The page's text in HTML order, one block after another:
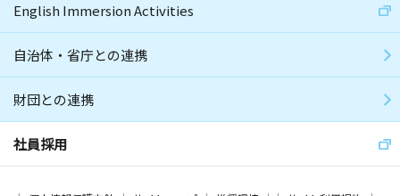
English Immersion Activities
自治体・省庁との連携
財団との連携
社員採用